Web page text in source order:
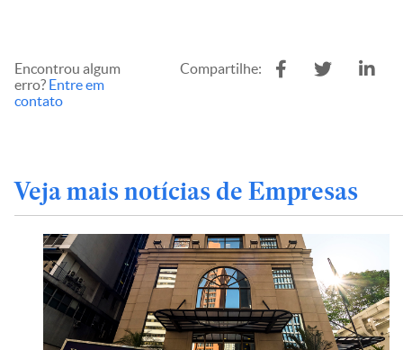
Encontrou algum
erro? Entre em
contato
Compartilhe:
Veja mais notícias de Empresas